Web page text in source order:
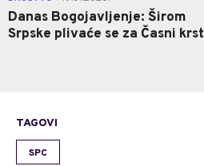
Danas Bogojavljenje: Širom
Srpske plivaće se za Časni krst
TAGOVI
SPC